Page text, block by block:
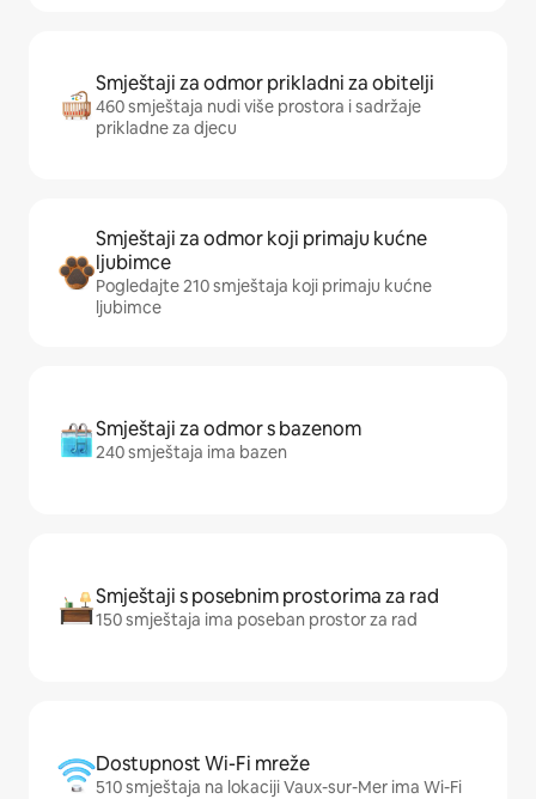
Smještaji za odmor prikladni za obitelji
460 smještaja nudi više prostora i sadržaje
prikladne za djecu
Smještaji za odmor koji primaju kućne
ljubimce
Pogledajte 210 smještaja koji primaju kućne
ljubimce
Smještaji za odmor s bazenom
240 smještaja ima bazen
Smještaji s posebnim prostorima za rad
150 smještaja ima poseban prostor za rad
Dostupnost Wi-Fi mreže
510 smještaja na lokaciji Vaux-sur-Mer ima Wi-Fi